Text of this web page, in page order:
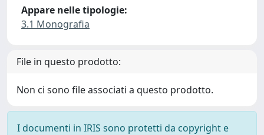
Appare nelle tipologie:
3.1 Monografia
File in questo prodotto:
Non ci sono file associati a questo prodotto.
I documenti in IRIS sono protetti da copyright e